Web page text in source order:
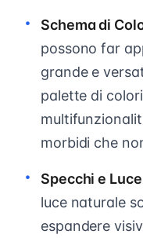
Schema di
possono far
grande e
palette di
morbidi che
Specchi e
luce naturale
espandere